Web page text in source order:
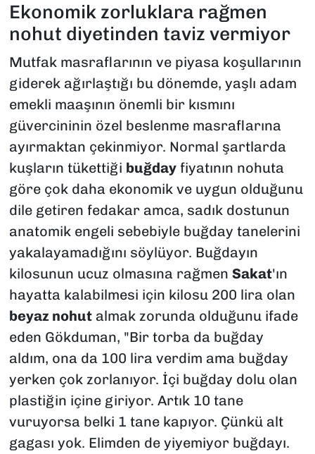
Ekonomik zorluklara rağmen
nohut diyetinden taviz vermiyor
Mutfak masraflarının ve piyasa koşullarının
giderek ağırlaştığı bu dönemde, yaşlı adam
emekli maaşının önemli bir kısmını
güvercininin özel beslenme masraflarına
ayırmaktan çekinmiyor. Normal şartlarda
kuşların tükettiği buğdayfiyatının nohuta
göre çok daha ekonomik ve uygun olduğunu
dile getiren fedakar amca, sadık dostunun
anatomik engeli sebebiyle buğday tanelerini
yakalayamadığını söylüyor. Buğdayın
kilosunun ucuz olmasına rağmen Sakat'ın
hayatta kalabilmesi için kilosu 200 lira olan
beyaz nohutalmak zorunda olduğunu ifade
eden Gökduman, "Bir torba da buğday
aldım, ona da 100 lira verdim ama buğday
yerken çok zorlanıyor. İçi buğday dolu olan
plastiğin içine giriyor. Artık 10 tane
vuruyorsa belki 1 tane kapıyor. Çünkü alt
gagası yok. Elimden de yiyemiyor buğdayı.